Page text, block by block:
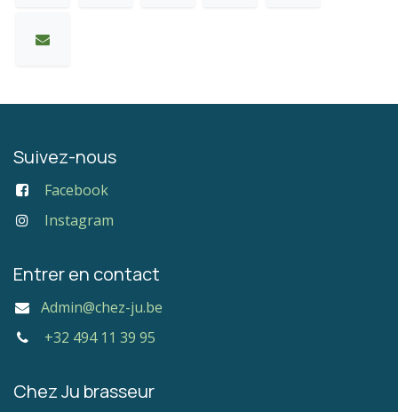
Suivez-nous
Facebook
Instagram
Entrer en contact
Admin@chez-ju.be
+32 494 11 39 95
Chez Ju brasseur